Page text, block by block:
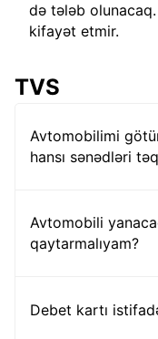
də tələb
kifayət etmir.
TVS
Avtomobilimi
hansı sənədləri
Avtomobili
qaytarmalıyam?
Debet kartı